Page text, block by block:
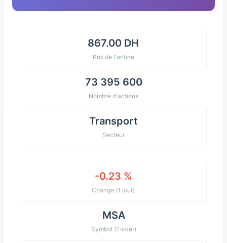
867.00 DH
Prix de l'action
73 395 600
Nombre d'actions
Transport
Secteur
-0.23 %
Change (1 jour)
MSA
Symbol (Ticker)